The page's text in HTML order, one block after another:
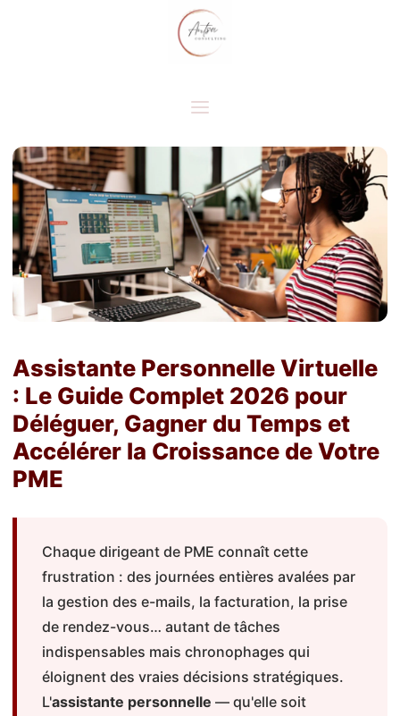
Assistante Personnelle Virtuelle
: Le Guide Complet 2026 pour
Déléguer, Gagner du Temps et
Accélérer la Croissance de Votre
PME
Chaque dirigeant de PME connaît cette
frustration : des journées entières avalées par
la gestion des e-mails, la facturation, la prise
de rendez-vous… autant de tâches
indispensables mais chronophages qui
éloignent des vraies décisions stratégiques.
L'assistante personnelle — qu'elle soit